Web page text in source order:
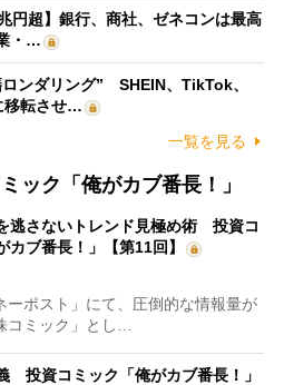
円超】銀行、商社、ゼネコンは最高
・…
ンダリング” SHEIN、TikTok、
移転させ…
一覧を見る
ック「俺がカブ番長！」
逃さないトレンド見極め術 投資コ
カブ番長！」【第11回】
ポスト」にて、圧倒的な情報量が
コミック」とし…
投資コミック「俺がカブ番長！」